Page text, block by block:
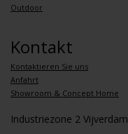
Outdoor
Kontakt
Kontaktieren Sie uns
Anfahrt
Showroom & Concept Home
Industriezone 2 Vijverdam